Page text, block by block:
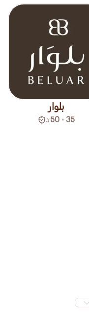
بلوار
35 - 50 د